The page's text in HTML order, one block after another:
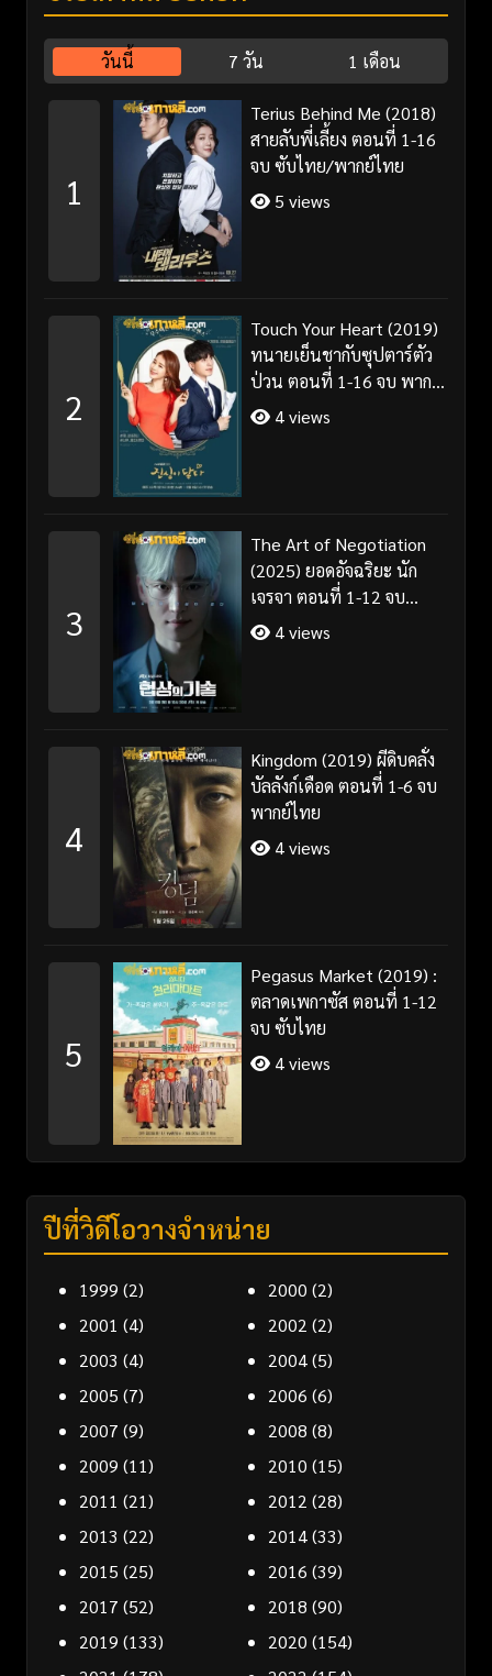
วันนี้ 7 วัน 1 เดือน
1
Terius Behind Me (2018)
สายลับพี่เลี้ยง ตอนที่ 1-16
จบ ซับไทย/พากย์ไทย
5 views
2
Touch Your Heart (2019)
ทนายเย็นชากับซุปตาร์ตัว
ป่วน ตอนที่ 1-16 จบ พากย์
ไทย/ซับไทย
4 views
3
The Art of Negotiation
(2025) ยอดอัจฉริยะ นัก
เจรจา ตอนที่ 1-12 จบ
พากย์ไทย/ซับไทย
4 views
4
Kingdom (2019) ผีดิบคลั่ง
บัลลังก์เดือด ตอนที่ 1-6 จบ
พากย์ไทย
4 views
5
Pegasus Market (2019) :
ตลาดเพกาซัส ตอนที่ 1-12
จบ ซับไทย
4 views
ปีที่วิดีโอวางจำหน่าย
1999 (2) 2000 (2)
2001 (4) 2002 (2)
2003 (4) 2004(5)
2005 (7) 2006 (6)
2007 (9) 2008 (8)
2009 (11) 2010 (15)
2011 (21) 2012 (28)
2013 (22) 2014(33)
2015 (25) 2016 (39)
2017 (52) 2018 (90)
2019 (133) 2020 (154)